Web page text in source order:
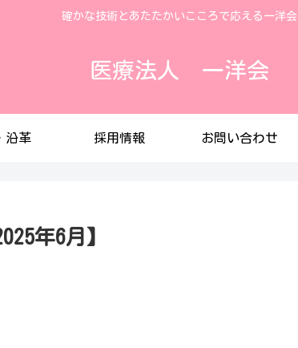
確かな技術とあたたかいこころで応える一洋会
医療法人 一洋会
沿革 採用情報 お問い合わせ
年6月】